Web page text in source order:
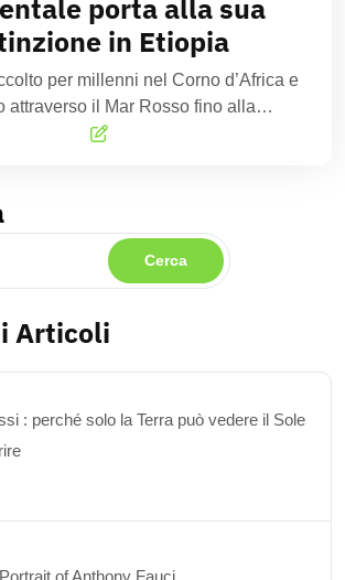
porta alla sua
in Etiopia
per millenni nel Corno d’Africa e
attraverso il Mar Rosso fino alla…
Cerca
Articoli
: perché solo la Terra può vedere il Sole